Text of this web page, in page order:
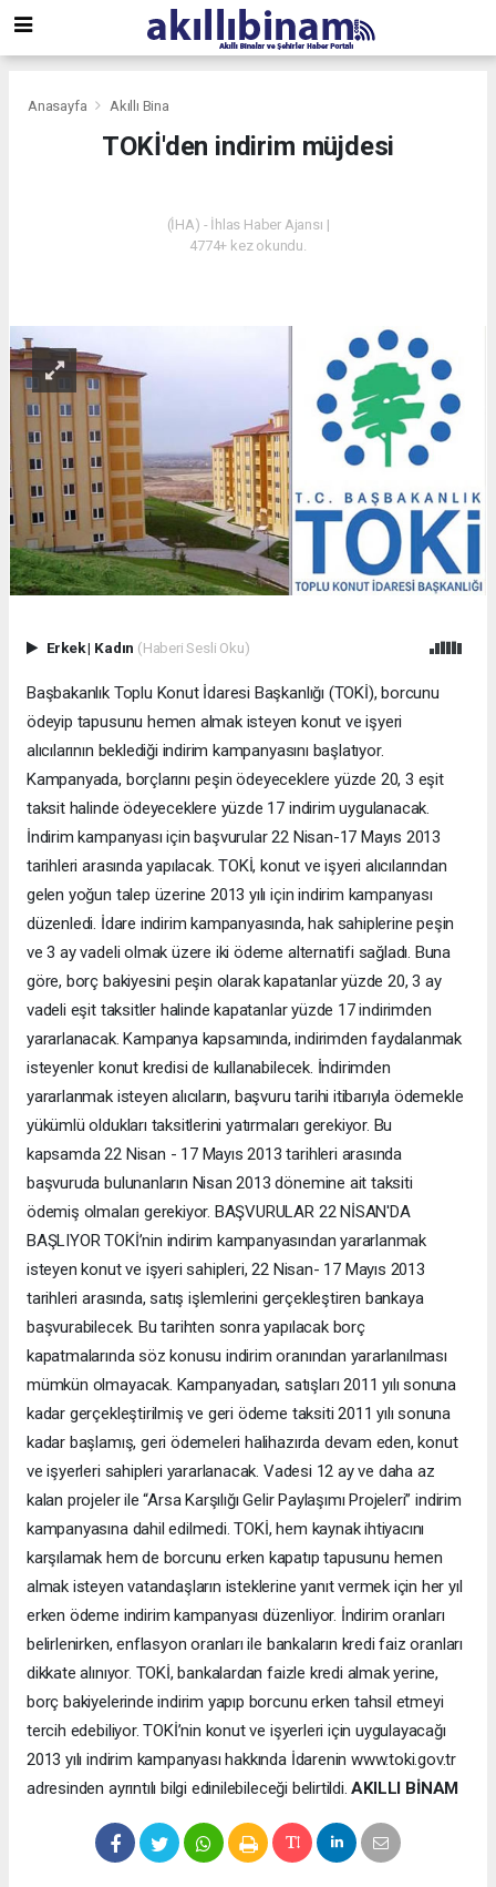
Anasayfa Akıllı Bina
TOKİ'den indirim müjdesi
(İHA) - İhlas Haber Ajansı |
4774+ kez okundu.
Erkek| Kadın (Haberi Sesli Oku)
Başbakanlık Toplu Konut İdaresi Başkanlığı (TOKİ), borcunu
ödeyip tapusunu hemen almak isteyen konut ve işyeri
alıcılarının beklediği indirim kampanyasını başlatıyor.
Kampanyada, borçlarını peşin ödeyeceklere yüzde 20, 3 eşit
taksit halinde ödeyeceklere yüzde 17 indirim uygulanacak.
İndirim kampanyası için başvurular 22 Nisan-17 Mayıs 2013
tarihleri arasında yapılacak. TOKİ, konut ve işyeri alıcılarından
gelen yoğun talep üzerine 2013 yılı için indirim kampanyası
düzenledi. İdare indirim kampanyasında, hak sahiplerine peşin
ve 3 ay vadeli olmak üzere iki ödeme alternatifi sağladı. Buna
göre, borç bakiyesini peşin olarak kapatanlar yüzde 20, 3 ay
vadeli eşit taksitler halinde kapatanlar yüzde 17 indirimden
yararlanacak. Kampanya kapsamında, indirimden faydalanmak
isteyenler konut kredisi de kullanabilecek. İndirimden
yararlanmak isteyen alıcıların, başvuru tarihi itibarıyla ödemekle
yükümlü oldukları taksitlerini yatırmaları gerekiyor. Bu
kapsamda 22 Nisan - 17 Mayıs 2013 tarihleri arasında
başvuruda bulunanların Nisan 2013 dönemine ait taksiti
ödemiş olmaları gerekiyor. BAŞVURULAR 22 NİSAN'DA
BAŞLIYOR TOKİ’nin indirim kampanyasından yararlanmak
isteyen konut ve işyeri sahipleri, 22 Nisan- 17 Mayıs 2013
tarihleri arasında, satış işlemlerini gerçekleştiren bankaya
başvurabilecek. Bu tarihten sonra yapılacak borç
kapatmalarında söz konusu indirim oranından yararlanılması
mümkün olmayacak. Kampanyadan, satışları 2011 yılı sonuna
kadar gerçekleştirilmiş ve geri ödeme taksiti 2011 yılı sonuna
kadar başlamış, geri ödemeleri halihazırda devam eden, konut
ve işyerleri sahipleri yararlanacak. Vadesi 12 ay ve daha az
kalan projeler ile “Arsa Karşılığı Gelir Paylaşımı Projeleri” indirim
kampanyasına dahil edilmedi. TOKİ, hem kaynak ihtiyacını
karşılamak hem de borcunu erken kapatıp tapusunu hemen
almak isteyen vatandaşların isteklerine yanıt vermek için her yıl
erken ödeme indirim kampanyası düzenliyor. İndirim oranları
belirlenirken, enflasyon oranları ile bankaların kredi faiz oranları
dikkate alınıyor. TOKİ, bankalardan faizle kredi almak yerine,
borç bakiyelerinde indirim yapıp borcunu erken tahsil etmeyi
tercih edebiliyor. TOKİ’nin konut ve işyerleri için uygulayacağı
2013 yılı indirim kampanyası hakkında İdarenin www.toki.gov.tr
adresinden ayrıntılı bilgi edinilebileceği belirtildi.AKILLI BİNAM